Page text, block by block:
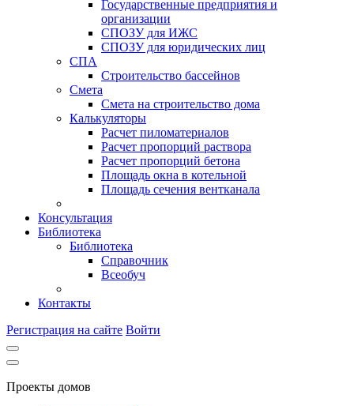
Государственные предприятия и
организации
СПОЗУ для ИЖС
СПОЗУ для юридических лиц
СПА
Строительство бассейнов
Смета
Смета на строительство дома
Калькуляторы
Расчет пиломатериалов
Расчет пропорций раствора
Расчет пропорций бетона
Площадь окна в котельной
Площадь сечения вентканала
Консультация
Библиотека
Библиотека
Справочник
Всеобуч
Контакты
Регистрация на сайте Войти
Проекты домов